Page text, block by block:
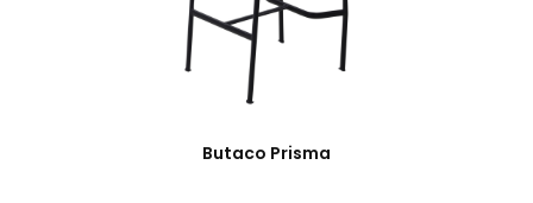
Butaco Prisma